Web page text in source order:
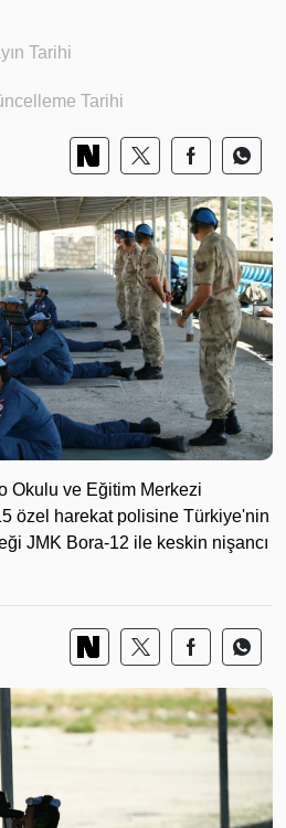
Tarihi
Tarihi
Okulu ve Eğitim Merkezi
özel harekat polisine Türkiye'nin
JMK Bora-12 ile keskin nişancı